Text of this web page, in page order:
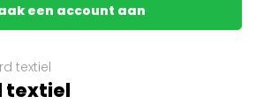
een account aan
textiel
textiel